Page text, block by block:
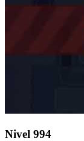
Nivel 994